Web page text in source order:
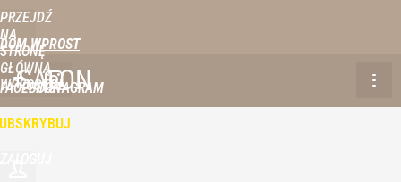
PRZEJDŹ
NA
STRONĘ
GŁÓWNĄ
WPROST.PL
DOM WPROST
FACEBOOKINSTAGRAM
SALON